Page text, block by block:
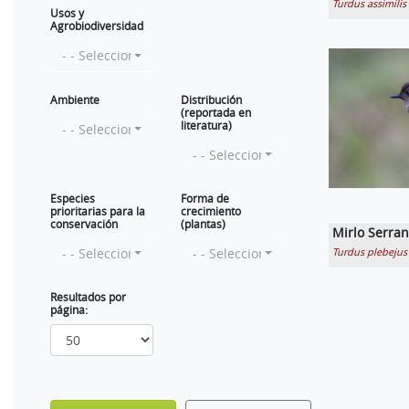
Usos y
Agrobiodiversidad
- - Selecciona - -
Ambiente
- - Selecciona - -
Distribución
(reportada en
literatura)
- - Selecciona - -
Especies
prioritarias para la
conservación
- - Selecciona - -
Forma de
crecimiento
(plantas)
- - Selecciona - -
Resultados por
página:
Turdus assimilis
Mirlo
Turdus plebejus